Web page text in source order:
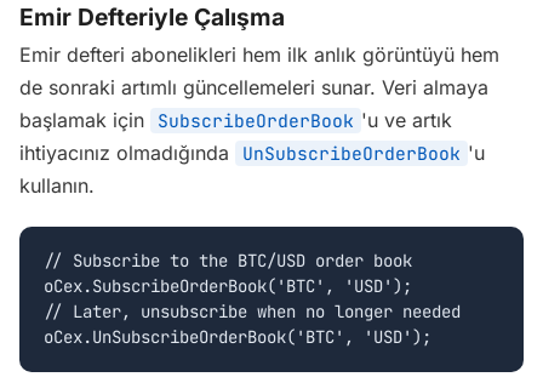
Emir Defteriyle Çalışma
Emir defteri abonelikleri hem ilk anlık görüntüyü hem
de sonraki artımlı güncellemeleri sunar. Veri almaya
başlamak için
SubscribeOrderBook 'u ve artık
ihtiyacınız olmadığında
UnSubscribeOrderBook 'u
kullanın.
// Subscribe to the BTC/USD order book
oCex.SubscribeOrderBook('BTC', 'USD');
// Later, unsubscribe when no longer needed
oCex.UnSubscribeOrderBook('BTC', 'USD');